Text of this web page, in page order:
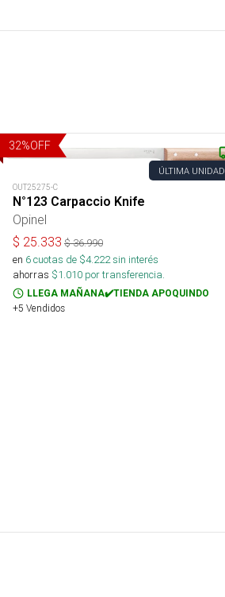
32%OFF
ÚLTIMA UNIDAD
OUT25275-C
N°123 Carpaccio Knife
Opinel
$ 25.333 $36.990
en 6cuotas de $4.222sin interés
ahorras $1.010 por transferencia.
LLEGA MAÑANA✔️TIENDA APOQUINDO
+5 Vendidos